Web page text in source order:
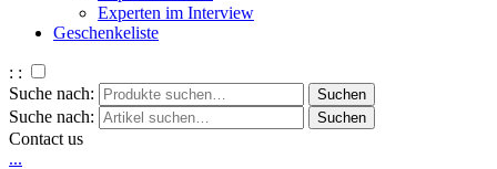
Experten im Interview
Geschenkeliste
: :
Suche nach:
Suche nach:
Contact us
...